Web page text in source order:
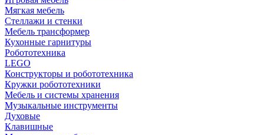
Мягкая мебель
Стеллажи и стенки
Мебель трансформер
Кухонные гарнитуры
Робототехника
LEGO
Конструкторы и робототехника
Кружки робототехники
Мебель и системы хранения
Музыкальные инструменты
Духовые
Клавишные